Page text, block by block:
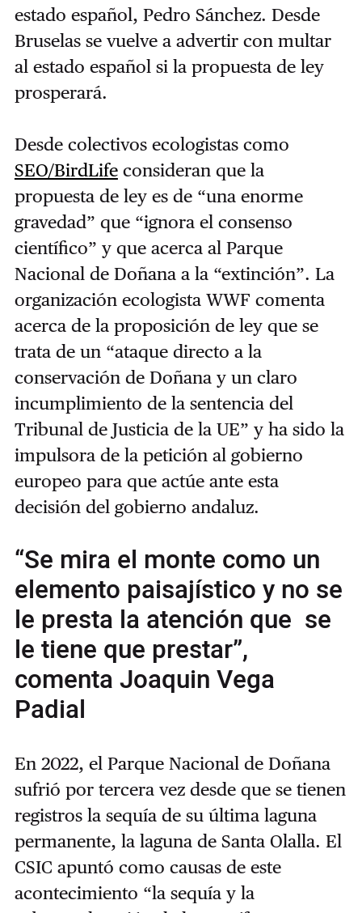
estado español, Pedro Sánchez. Desde
Bruselas se vuelve a advertir con multar
al estado español si la propuesta de ley
prosperará.
Desde colectivos ecologistas como
SEO/BirdLifeconsideran que la
propuesta de ley es de “una enorme
gravedad” que “ignora el consenso
científico” y que acerca al Parque
Nacional de Doñana a la “extinción”. La
organización ecologista WWF comenta
acerca de la proposición de ley que se
trata de un “ataque directo a la
conservación de Doñana y un claro
incumplimiento de la sentencia del
Tribunal de Justicia de la UE” y ha sido la
impulsora de la petición al gobierno
europeo para que actúe ante esta
decisión del gobierno andaluz.
“Se mira el monte como un
elemento paisajístico y no se
le presta la atención que se
le tiene que prestar”,
comenta Joaquin Vega
Padial
En 2022, el Parque Nacional de Doñana
sufrió por tercera vez desde que se tienen
registros la sequía de su última laguna
permanente, la laguna de Santa Olalla. El
CSIC apuntó como causas de este
acontecimiento “la sequía y la